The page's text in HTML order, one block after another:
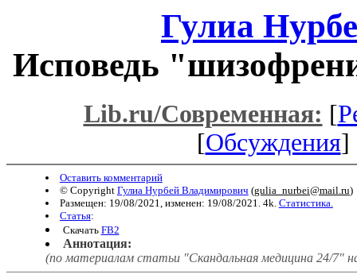
Гулиа
Исповедь
Lib.ru/Современная: [
[Обсуждения]
Оставить комментарий
© Copyright Гулиа Нурбей Владимирович (gulia_nurbei@mail.ru)
Размещен: 19/08/2021, изменен: 19/08/2021. 4k. Статистика.
Статья:
Скачать FB2
Аннотация:
(по материалам статьи "Скандальная медицина 24/7"